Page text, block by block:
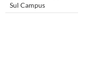
Sul Campus